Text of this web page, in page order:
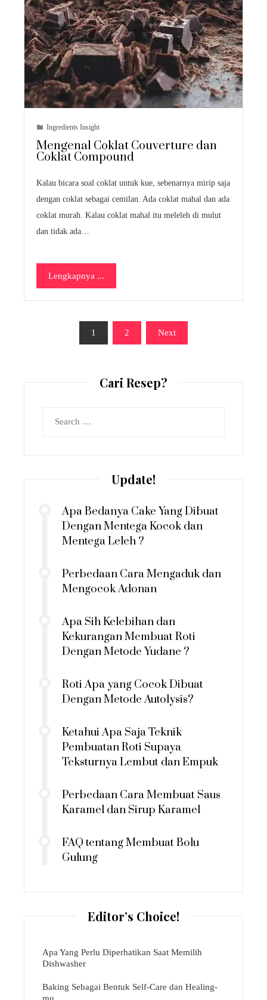
Ingredients Insight
Mengenal Coklat Couverture dan
Coklat Compound
Kalau bicara soal coklat untuk kue, sebenarnya mirip saja
dengan coklat sebagai cemilan. Ada coklat mahal dan ada
coklat murah. Kalau coklat mahal itu meleleh di mulut
dan tidak ada…
Lengkapnya ...
pagination
1 2 Next
Cari Resep?
Update!
Apa Bedanya Cake Yang Dibuat
Dengan Mentega Kocok dan
Mentega Leleh ?
Perbedaan Cara Mengaduk dan
Mengocok Adonan
Apa Sih Kelebihan dan
Kekurangan Membuat Roti
Dengan Metode Yudane ?
Roti Apa yang Cocok Dibuat
Dengan Metode Autolysis?
Ketahui Apa Saja Teknik
Pembuatan Roti Supaya
Teksturnya Lembut dan Empuk
Perbedaan Cara Membuat Saus
Karamel dan Sirup Karamel
FAQ tentang Membuat Bolu
Gulung
Editor’s Choice!
Apa Yang Perlu Diperhatikan Saat Memilih
Dishwasher
Baking Sebagai Bentuk Self-Care dan Healing-